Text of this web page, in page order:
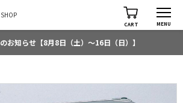
CART MENU
お知らせ【8月8日（土）～16日（日）】